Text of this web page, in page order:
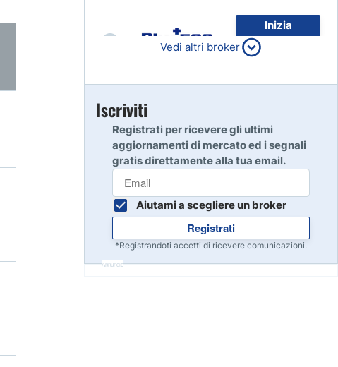
Inizia
80% dei conti al dettaglio di
CFD perdono denaro
7
Inizia
Inizia
Vedi altri broker
Iscriviti
Registrati per ricevere gli ultimi
aggiornamenti di mercato ed i segnali
gratis direttamente alla tua email.
Aiutami a scegliere un broker
Registrati
*Registrandoti accetti di ricevere comunicazioni.
Annuncio